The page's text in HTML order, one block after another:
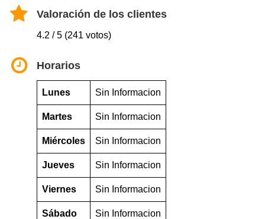
Valoración de los clientes
4.2 / 5 (241 votos)
Horarios
Lunes Sin Informacion
Martes Sin Informacion
Miércoles Sin Informacion
Jueves Sin Informacion
Viernes Sin Informacion
Sábado Sin Informacion